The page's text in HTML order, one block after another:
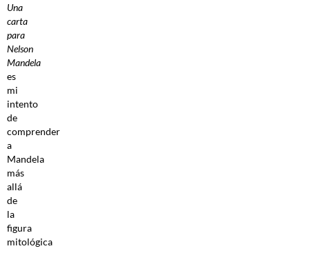
Una
carta
para
Nelson
Mandela
es
mi
intento
de
comprender
a
Mandela
más
allá
de
la
figura
mitológica